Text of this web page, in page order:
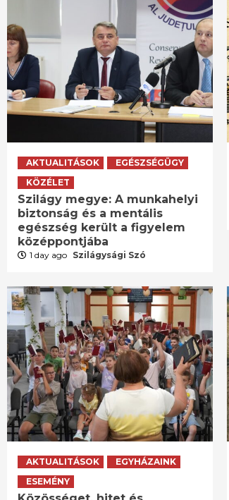
AKTUALITÁSOK
EGÉSZSÉGÜGY
KÖZÉLET
Szilágy megye: A munkahelyi
biztonság és a mentális
egészség került a figyelem
középpontjába
1 day ago Szilágysági Szó
AKTUALITÁSOK
EGYHÁZAINK
ESEMÉNY